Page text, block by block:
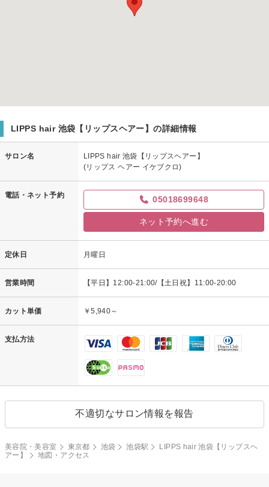
LIPPS hair 池袋【リップスヘアー】の詳細情報
サロン名
LIPPS hair 池袋【リップスヘアー】
(リップス ヘアー イケブクロ)
電話・ネット予約 05018699648
ネット予約へ進む
定休日 月曜日
営業時間 【平日】12:00-21:00/【土日祝】11:00-20:00
カット単価 ￥5,940～
支払方法
不適切なサロン情報を報告
美容院・美容室 東京都 池袋 池袋駅
LIPPS hair 池袋【リップスヘ
アー】
地図・アクセス